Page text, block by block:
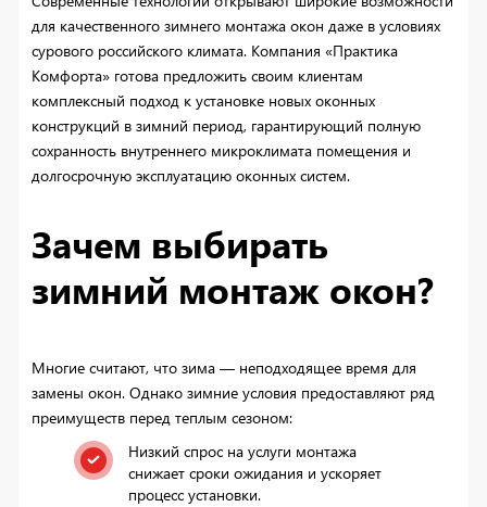
для качественного зимнего монтажа окон даже в условиях
сурового российского климата. Компания «Практика
Комфорта» готова предложить своим клиентам
комплексный подход к установке новых оконных
конструкций в зимний период, гарантирующий полную
сохранность внутреннего микроклимата помещения и
долгосрочную эксплуатацию оконных систем.
Зачем выбирать
зимний монтаж окон?
Многие считают, что зима — неподходящее время для
замены окон. Однако зимние условия предоставляют ряд
преимуществ перед теплым сезоном:
Низкий спрос на услуги монтажа
снижает сроки ожидания и ускоряет
процесс установки.